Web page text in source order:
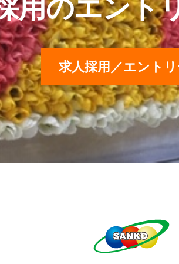
用のエント
求人採用／エント